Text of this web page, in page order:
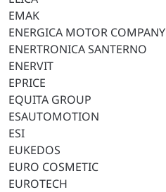
EMAK
ENERGICA MOTOR COMPANY
ENERTRONICA SANTERNO
ENERVIT
EPRICE
EQUITA GROUP
ESAUTOMOTION
ESI
EUKEDOS
EURO COSMETIC
EUROTECH